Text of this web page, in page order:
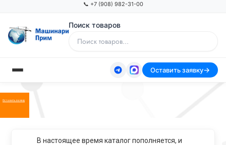
📞 +7 (908) 982-31-00
Поиск товаров
Оставить заявку
Оставить заявку
В настоящее время каталог пополняется, и